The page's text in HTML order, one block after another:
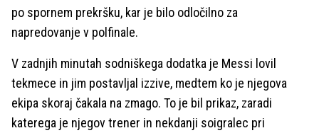
po spornem prekršku, kar je bilo odločilno za
napredovanje v polfinale.
V zadnjih minutah sodniškega dodatka je Messi lovil
tekmece in jim postavljal izzive, medtem ko je njegova
ekipa skoraj čakala na zmago. To je bil prikaz, zaradi
katerega je njegov trener in nekdanji soigralec pri